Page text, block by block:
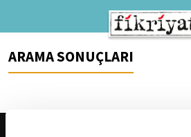
ARAMA SONUÇLARI